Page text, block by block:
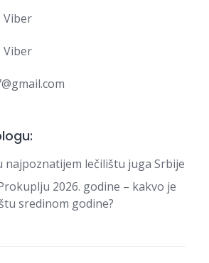
Viber
Viber
najpoznatijem lečilištu juga Srbije
2026. godine – kakvo je
sredinom godine?